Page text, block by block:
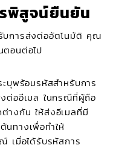
พิสูจน์ยืนยัน
บการส่งต่ออัตโนมัติ คุณ
อนต่อไป
ะบุพร้อมรหัสสำหรับการ
ต่ออีเมล ในกรณีที่ผู้ถือ
งกัน ให้ส่งอีเมลที่มี
ทางเพื่อทำให้
เมื่อได้รับรหัสการ